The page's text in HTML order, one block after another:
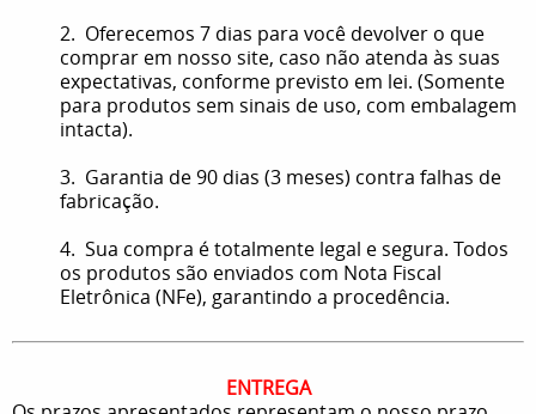
2. Oferecemos 7 dias para você devolver o que
comprar em nosso site, caso não atenda às suas
expectativas, conforme previsto em lei. (Somente
para produtos sem sinais de uso, com embalagem
intacta).
3. Garantia de 90 dias (3 meses) contra falhas de
fabricação.
4. Sua compra é totalmente legal e segura. Todos
os produtos são enviados com Nota Fiscal
Eletrônica (NFe), garantindo a procedência.
ENTREGA